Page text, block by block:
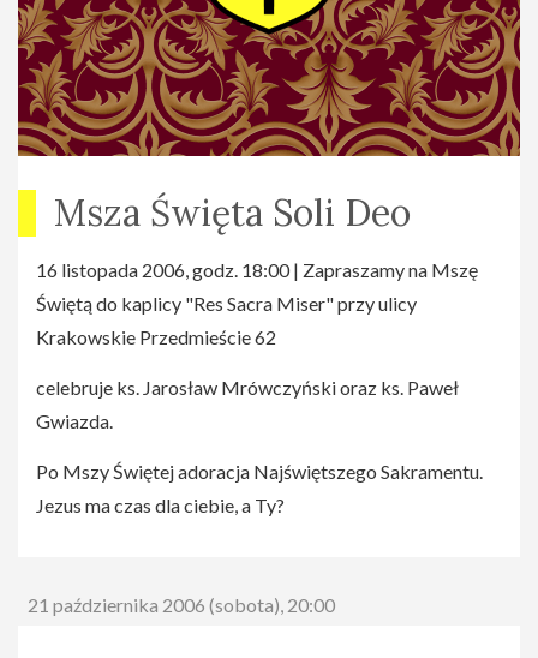
Msza Święta Soli Deo
16 listopada 2006, godz. 18:00 | Zapraszamy na Mszę
Świętą do kaplicy "Res Sacra Miser" przy ulicy
Krakowskie Przedmieście 62
celebruje ks. Jarosław Mrówczyński oraz ks. Paweł
Gwiazda.
Po Mszy Świętej adoracja Najświętszego Sakramentu.
Jezus ma czas dla ciebie, a Ty?
21 października 2006 (sobota), 20:00